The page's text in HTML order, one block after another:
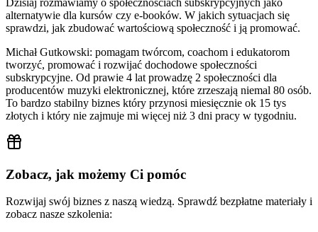
alternatywie dla kursów czy e-booków. W jakich sytuacjach się
sprawdzi, jak zbudować wartościową społeczność i ją promować.
Michał Gutkowski: pomagam twórcom, coachom i edukatorom
tworzyć, promować i rozwijać dochodowe społeczności
subskrypcyjne. Od prawie 4 lat prowadzę 2 społeczności dla
producentów muzyki elektronicznej, które zrzeszają niemal 80 osób.
To bardzo stabilny biznes który przynosi miesięcznie ok 15 tys
złotych i który nie zajmuje mi więcej niż 3 dni pracy w tygodniu.
Zobacz, jak możemy Ci pomóc
Rozwijaj swój biznes z naszą wiedzą. Sprawdź bezpłatne materiały i
zobacz nasze szkolenia: